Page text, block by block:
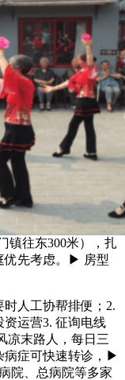
镇往东300米），扎
优先考虑。▶ 房型
人工协帮排便；2.
运营3. 征询电线
凉末路人，每日三
病症可快速转诊，▶
院、总病院等多家